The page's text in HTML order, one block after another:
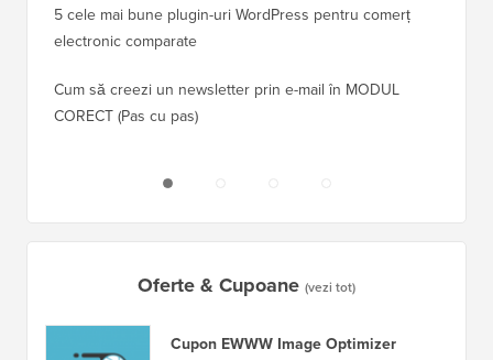
5 cele mai bune plugin-uri WordPress pentru comerț
electronic comparate
Cum să creezi un newsletter prin e-mail în MODUL
CORECT (Pas cu pas)
Oferte & Cupoane (vezi tot)
Cupon EWWW Image Optimizer